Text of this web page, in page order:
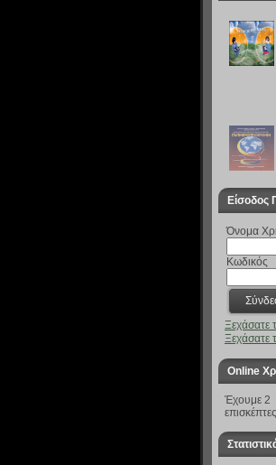
Είσοδος
Όνομα
Κωδικός
Ξεχάσατε
Ξεχάσατε
Online
Έχουμε 2